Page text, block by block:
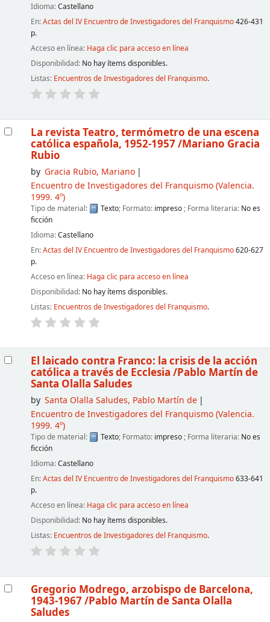
Idioma:Castellano
En:Actas del IV Encuentro de Investigadores del Franquismo426-431
p.
Acceso en línea: Haga clic para acceso en línea
Disponibilidad: No hay ítems disponibles.
Listas: Encuentros de Investigadores del Franquismo.
La revista Teatro, termómetro de una escena
católica española, 1952-1957/Mariano Gracia
Rubio
by Gracia Rubio, Mariano
Encuentro de Investigadores del Franquismo(Valencia.
1999. 4º)
Tipo de material: Texto; Formato: impreso ; Forma literaria: No es
ficción
Idioma:Castellano
En:Actas del IV Encuentro de Investigadores del Franquismo620-627
p.
Acceso en línea: Haga clic para acceso en línea
Disponibilidad: No hay ítems disponibles.
Listas: Encuentros de Investigadores del Franquismo.
El laicado contra Franco: la crisis de la acción
católica a través de Ecclesia /Pablo Martín de
Santa Olalla Saludes
by Santa Olalla Saludes, Pablo Martín de
Encuentro de Investigadores del Franquismo(Valencia.
1999. 4º)
Tipo de material: Texto; Formato: impreso ; Forma literaria: No es
ficción
Idioma:Castellano
En:Actas del IV Encuentro de Investigadores del Franquismo633-641
p.
Acceso en línea: Haga clic para acceso en línea
Disponibilidad: No hay ítems disponibles.
Listas: Encuentros de Investigadores del Franquismo.
Gregorio Modrego, arzobispo de Barcelona,
1943-1967/Pablo Martín de Santa Olalla
Saludes